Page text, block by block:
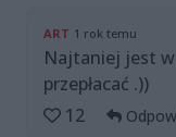
ART 1 rok temu
Najtaniej jest
przepłacać .))
12